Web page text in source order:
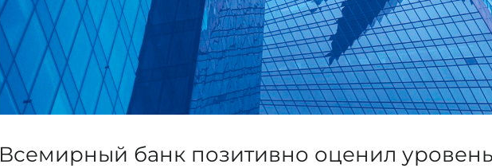
Всемирный банк позитивно оценил уровень